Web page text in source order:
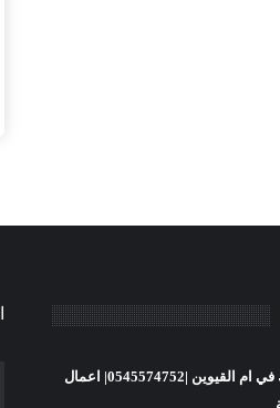
سباك في ام القيوين |0545574752| اعمال